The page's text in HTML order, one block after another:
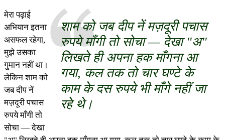
शाम को जब दीप नें मज़दूरी पचास
रुपये माँगी तो सोचा — देखा "अ"
लिखते ही अपना हक माँगना आ
गया, कल तक तो चार घण्टे के
काम के दस रुपये भी माँगे नहीं जा
रहे थे।
मेरा पढ़ाई
अभियान इतना
असफल रहेगा,
मुझे उसका
गुमान नहीं था।
लेकिन शाम को
जब दीप नें
मज़दूरी पचास
रुपये माँगी तो
सोचा — देखा